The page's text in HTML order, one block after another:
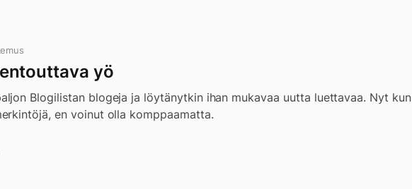
yö
Blogilistan blogeja ja löytänytkin ihan mukavaa uutta luettavaa. Nyt kun
en voinut olla komppaamatta.